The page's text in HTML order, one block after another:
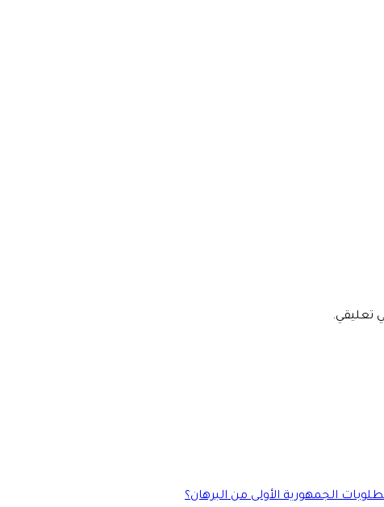
تعليقي.
الجمهورية الأولى من البرهان؟